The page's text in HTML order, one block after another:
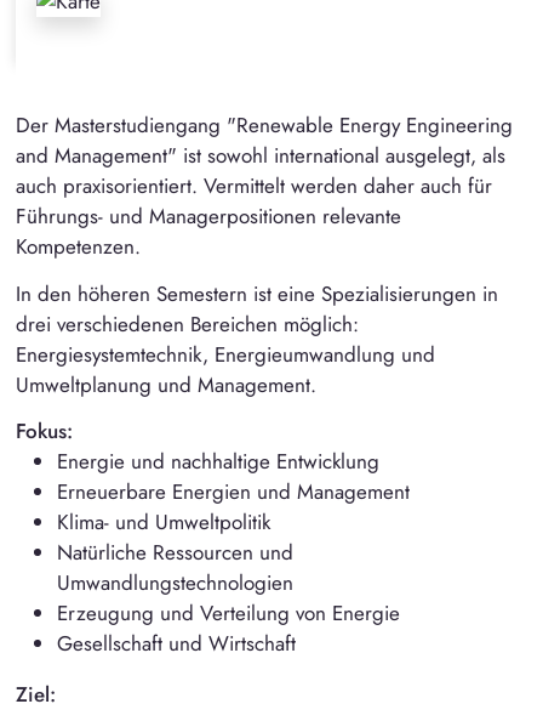
Der Masterstudiengang "Renewable Energy Engineering
and Management" ist sowohl international ausgelegt, als
auch praxisorientiert. Vermittelt werden daher auch für
Führungs- und Managerpositionen relevante
Kompetenzen.
In den höheren Semestern ist eine Spezialisierungen in
drei verschiedenen Bereichen möglich:
Energiesystemtechnik, Energieumwandlung und
Umweltplanung und Management.
Fokus:
Energie und nachhaltige Entwicklung
Erneuerbare Energien und Management
Klima- und Umweltpolitik
Natürliche Ressourcen und
Umwandlungstechnologien
Erzeugung und Verteilung von Energie
Gesellschaft und Wirtschaft
Ziel: